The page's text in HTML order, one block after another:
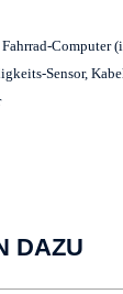
Computer
Sensor,
DAZU